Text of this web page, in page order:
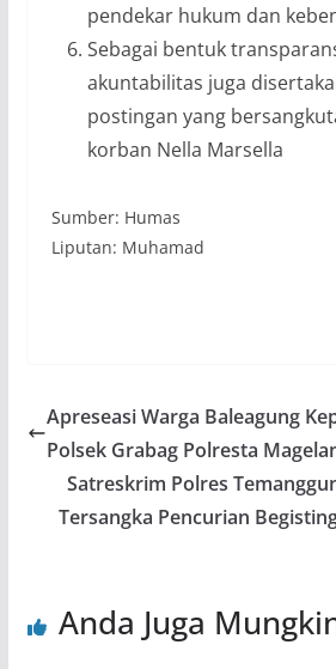
pendekar hukum dan
Sebagai bentuk
akuntabilitas juga
postingan yang
korban Nella Marsella
Sumber: Humas
Liputan: Muhamad
Apreseasi Warga Baleagung
Polsek Grabag Polresta
Satreskrim Polres
Tersangka Pencurian
Anda Juga